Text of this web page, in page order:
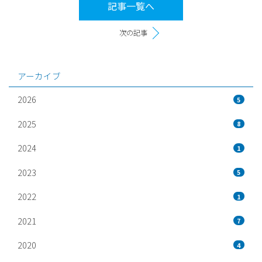
記事一覧へ
次の記事
アーカイブ
2026
5
2025 8
2024 1
2023 5
2022 1
2021 7
2020 4